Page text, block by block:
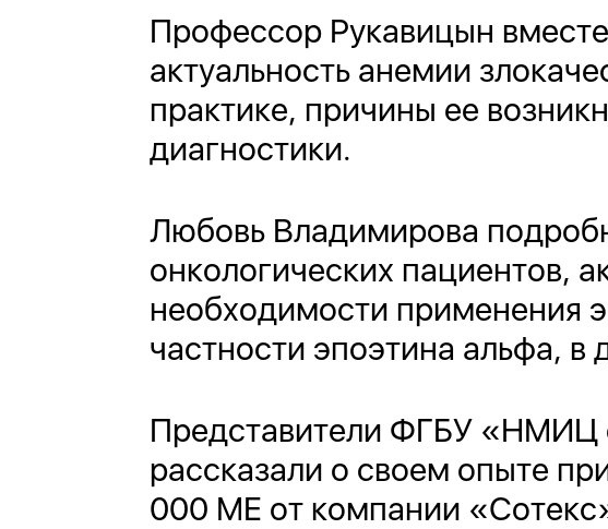
Профессор Рукавицын
актуальность анемии
практике, причины ее
диагностики.
Любовь Владимирова
онкологических пациентов,
необходимости применения
частности эпоэтина альфа, в
Представители ФГБУ
рассказали о своем опыте
000 МЕ от компании